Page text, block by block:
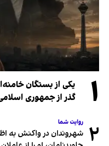
۱
یکی از بستگان
گذر از جمهوری
۲ روایت شما
شهروندان در واکنش به